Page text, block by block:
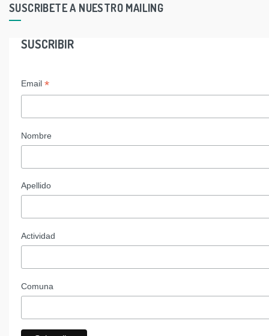
SUSCRIBETE A NUESTRO MAILING
SUSCRIBIR
Email *
Nombre
Apellido
Actividad
Comuna